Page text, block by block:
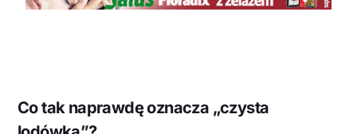
Co tak naprawdę oznacza „czysta